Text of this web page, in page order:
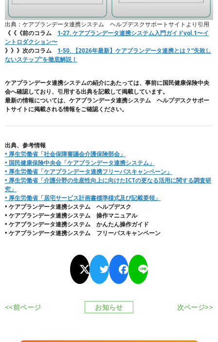
出典：ケアプランデータ連携システム ヘルプデスクサポートサイトより引用
《《《前のコラム 1-27. ケアプランデータ連携システム入門ガイドvol.1〜イ
ントロダクション〜
》》》次のコラム 1-50. 【2026年最新】ケアプランデータ連携とは？“失敗し
ないステップ”を徹底解説！
ケアプランデータ連携システムの紹介にあたっては、事前に国民健康保険中央
会へ確認しており、引用する出典を記載して掲載しています。
最新の情報については、ケアプランデータ連携システム ヘルプデスクサポー
トサイトに掲載される情報をご確認ください。
出典、参考情報
• 厚生労働省「社会保障審議会介護保険部会」
• 国民健康保険中央会「ケアプランデータ連携システム」
• 厚生労働省「ケアプランデータ連携フリーパスキャンペーン」
• 厚生労働省「介護分野の生産性向上に向けたICTの更なる活用に関する調査研
究」
• 厚生労働省「居宅サービス計画書標準様式及び記載要領」
• ケアプランデータ連携システム ヘルプデスク
• ケアプランデータ連携システム 操作マニュアル
• ケアプランデータ連携システム かんたん操作ガイド
• ケアプランデータ連携システム フリーパスキャンペーン
<<前ページ お知らせ 次ページ>>